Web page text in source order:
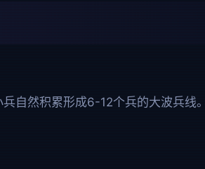
自然积累形成6-12个兵的大波兵线